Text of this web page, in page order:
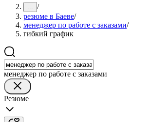
... /
резюме в Баеве/
менеджер по работе с заказами/
гибкий график
менеджер по работе с заказами
Резюме